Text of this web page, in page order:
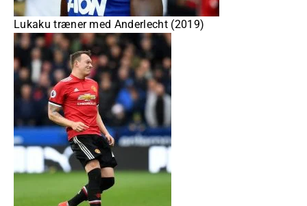
Lukaku træner med Anderlecht (2019)